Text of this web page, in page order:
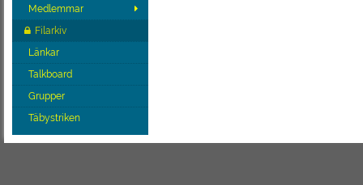
Medlemmar
Filarkiv
Länkar
Talkboard
Grupper
Täbystriken